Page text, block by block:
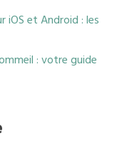
iOS et Android : les
: votre guide